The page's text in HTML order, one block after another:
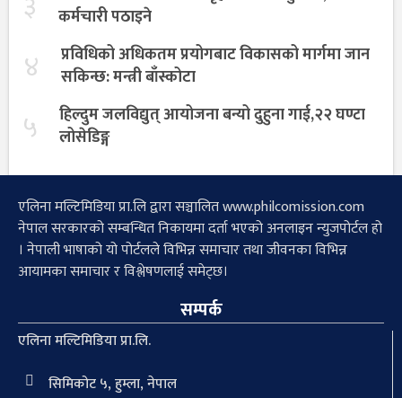
कर्मचारी पठाइने
४
प्रविधिको अधिकतम प्रयोगबाट विकासको मार्गमा जान
सकिन्छ: मन्त्री बाँस्कोटा
५
हिल्दुम जलविद्युत् आयोजना बन्यो दुहुना गाई,२२ घण्टा
लोसेडिङ्ग
एलिना मल्टिमिडिया प्रा.लि द्वारा सञ्चालित www.philcomission.com
नेपाल सरकारको सम्बन्धित निकायमा दर्ता भएको अनलाइन न्युजपोर्टल हो
। नेपाली भाषाको यो पोर्टलले विभिन्न समाचार तथा जीवनका विभिन्न
आयामका समाचार र विश्लेषणलाई समेट्छ।
सम्पर्क
एलिना मल्टिमिडिया प्रा.लि.
सिमिकोट ५, हुम्ला, नेपाल